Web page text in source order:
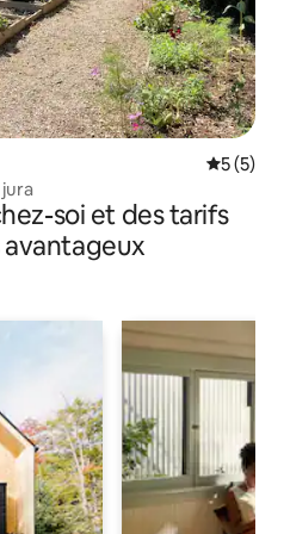
5 (5)
soi et des tarifs